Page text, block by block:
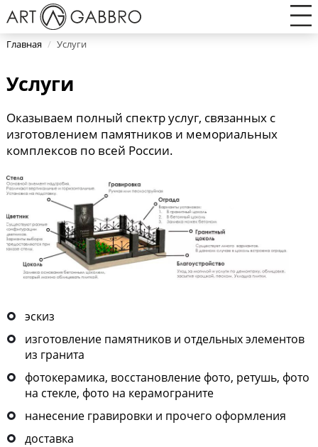
Главная / Услуги
Услуги
Оказываем полный спектр услуг, связанных с
изготовлением памятников и мемориальных
комплексов по всей России.
эскиз
изготовление памятников и отдельных элементов
из гранита
фотокерамика, восстановление фото, ретушь, фото
на стекле, фото на керамограните
нанесение гравировки и прочего оформления
доставка